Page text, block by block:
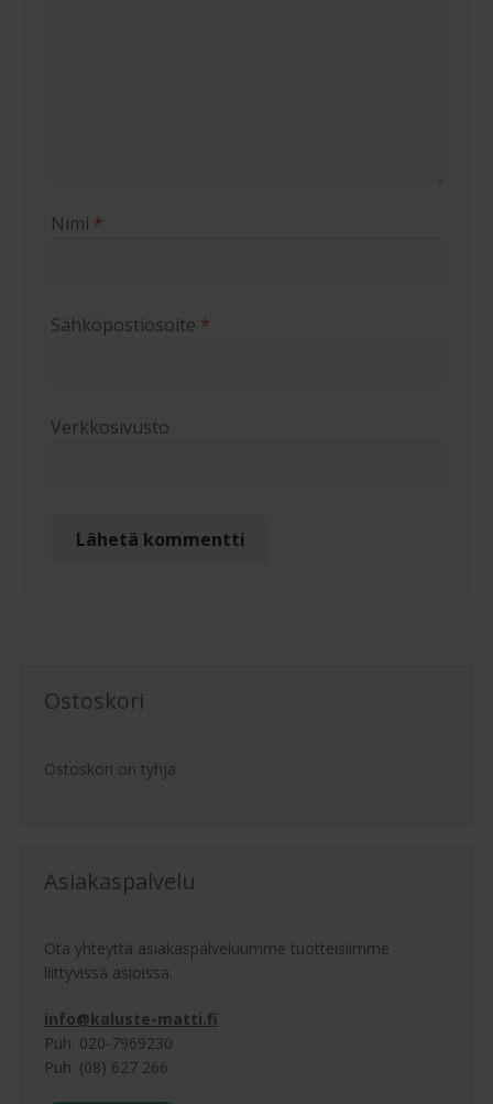
Nimi *
Sähköpostiosoite *
Verkkosivusto
Ostoskori
Ostoskori on tyhjä.
Asiakaspalvelu
Ota yhteyttä asiakaspalveluumme tuotteisiimme
liittyvissä asioissa.
info@kaluste-matti.fi
Puh. 020-7969230
Puh. (08) 627 266